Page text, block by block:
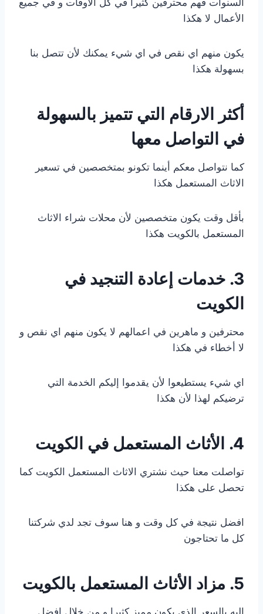
السنوات فهم محترفين كثيرا في كل الأوقات و في جميع
الأعمال لا هكذا
يكون منهم اي نقص في اي شيء يمكنك لأن تتصل بنا
بسهولة هكذا
أكثر الارقام التي تتميز بالسهولة
في التواصل معها
كما نتواصل معكم أينما تكونو بمتخصصين في تسعير
الاثاث المستعمل هكذا
بأقل وقت يكون متخصصين لأن محلات شراء الاثاث
المستعمل بالكويت هكذا
3. خدمات إعادة التنجيد في
الكويت
محترفين و ماهرين في اعمالهم لا يكون منهم اي نقص و
لا أخطاء في هكذا
اي شيء يستطيعوا لأن يقدموا إليكم الخدمة التي
ترضيكم لهذا لأن هكذا
4. الأثاث المستعمل في الكويت
تواصلت معنا حيث نشتري الاثاث المستعمل الكويت كما
تحصل على هكذا
افضل نتيجة في كل وقت و هنا سوف تجد لدي شركتنا
كل ما تحتاجون
5. مزاد الأثاث المستعمل بالكويت
اليه بالسعر الذي يكون مميز كثيرا و من خلال افضل